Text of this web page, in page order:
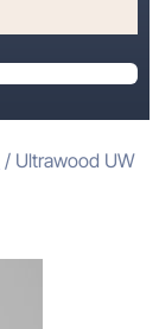
/ Ultrawood UW